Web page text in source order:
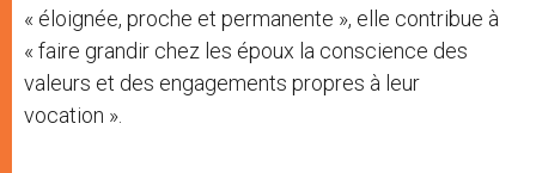
« éloignée, proche et permanente », elle contribue à
« faire grandir chez les époux la conscience des
valeurs et des engagements propres à leur
vocation ».